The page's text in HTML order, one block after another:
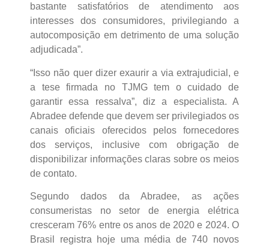
bastante satisfatórios de atendimento aos
interesses dos consumidores, privilegiando a
autocomposição em detrimento de uma solução
adjudicada”.
“Isso não quer dizer exaurir a via extrajudicial, e
a tese firmada no TJMG tem o cuidado de
garantir essa ressalva”, diz a especialista. A
Abradee defende que devem ser privilegiados os
canais oficiais oferecidos pelos fornecedores
dos serviços, inclusive com obrigação de
disponibilizar informações claras sobre os meios
de contato.
Segundo dados da Abradee, as ações
consumeristas no setor de energia elétrica
cresceram 76% entre os anos de 2020 e 2024. O
Brasil registra hoje uma média de 740 novos